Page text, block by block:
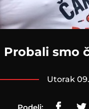
Probali smo
utorak